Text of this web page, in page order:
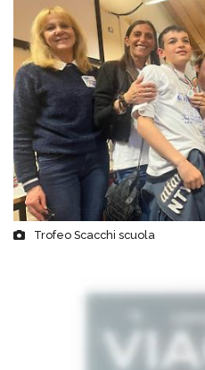
Trofeo Scacchi scuola